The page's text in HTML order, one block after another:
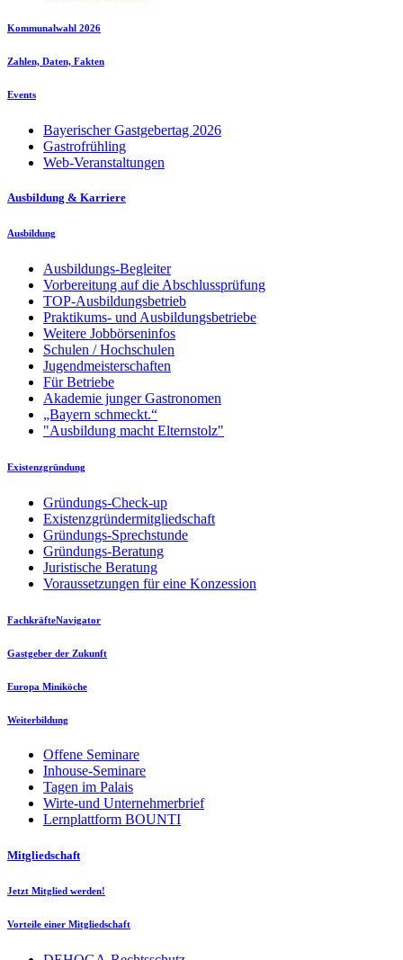
Kommunalwahl 2026
Zahlen, Daten, Fakten
Events
Bayerischer Gastgebertag 2026
Gastrofrühling
Web-Veranstaltungen
Ausbildung & Karriere
Ausbildung
Ausbildungs-Begleiter
Vorbereitung auf die Abschlussprüfung
TOP-Ausbildungsbetrieb
Praktikums- und Ausbildungsbetriebe
Weitere Jobbörseninfos
Schulen / Hochschulen
Jugendmeisterschaften
Für Betriebe
Akademie junger Gastronomen
„Bayern schmeckt.“
"Ausbildung macht Elternstolz"
Existenzgründung
Gründungs-Check-up
Existenzgründermitgliedschaft
Gründungs-Sprechstunde
Gründungs-Beratung
Juristische Beratung
Voraussetzungen für eine Konzession
FachkräfteNavigator
Gastgeber der Zukunft
Europa Miniköche
Weiterbildung
Offene Seminare
Inhouse-Seminare
Tagen im Palais
Wirte-und Unternehmerbrief
Lernplattform BOUNTI
Mitgliedschaft
Jetzt Mitglied werden!
Vorteile einer Mitgliedschaft